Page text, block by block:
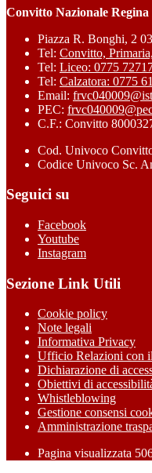
Convitto Nazionale
Piazza R. Bonghi, 2
Tel: Convitto,
Tel: Liceo: 0775
Tel: Calzatora: 0775
Email:
PEC:
C.F.: Convitto
Cod. Univoco
Codice Univoco Sc.
Seguici su
Facebook
Youtube
Instagram
Sezione Link Utili
Cookie policy
Note legali
Informativa Privacy
Ufficio Relazioni con
Dichiarazione di
Obiettivi di
Whistleblowing
Gestione consensi
Amministrazione
Pagina visualizzata